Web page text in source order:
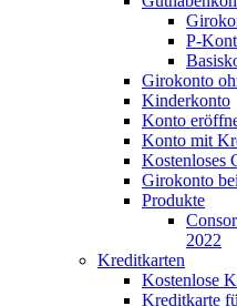
P-
Girokonto
Kinderkonto
Konto
Konto mit
Kostenloses
Girokonto
Produkte
2022
Kreditkarten
Kostenlose
Kreditkarte